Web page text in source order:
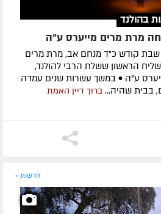
בהולנד
מרת מרים מייערס ע"ה
ערב שבת קודש כ"ד מנחם אב, מרת מרים
הראשון ששלח הרבי להולנד,
ע"ה • במשך עשרות שנים עמדה
בבית שהיה... ברוך דיין האמת
חדשות »